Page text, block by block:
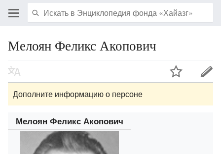
Мелоян Феликс Акопович
Дополните информацию о персоне
Мелоян Феликс Акопович